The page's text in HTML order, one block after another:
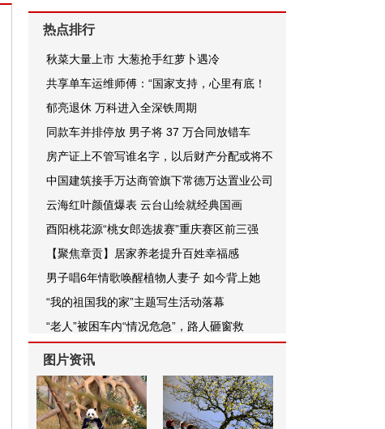
热点排行
秋菜大量上市 大葱抢手红萝卜遇冷
共享单车运维师傅：“国家支持，心里有底！
郁亮退休 万科进入全深铁周期
同款车并排停放 男子将 37 万合同放错车
房产证上不管写谁名字，以后财产分配或将不
中国建筑接手万达商管旗下常德万达置业公司
云海红叶颜值爆表 云台山绘就经典国画
酉阳桃花源“桃女郎选拔赛”重庆赛区前三强
【聚焦章贡】居家养老提升百姓幸福感
男子唱6年情歌唤醒植物人妻子 如今背上她
“我的祖国我的家”主题写生活动落幕
“老人”被困车内“情况危急”，路人砸窗救
图片资讯